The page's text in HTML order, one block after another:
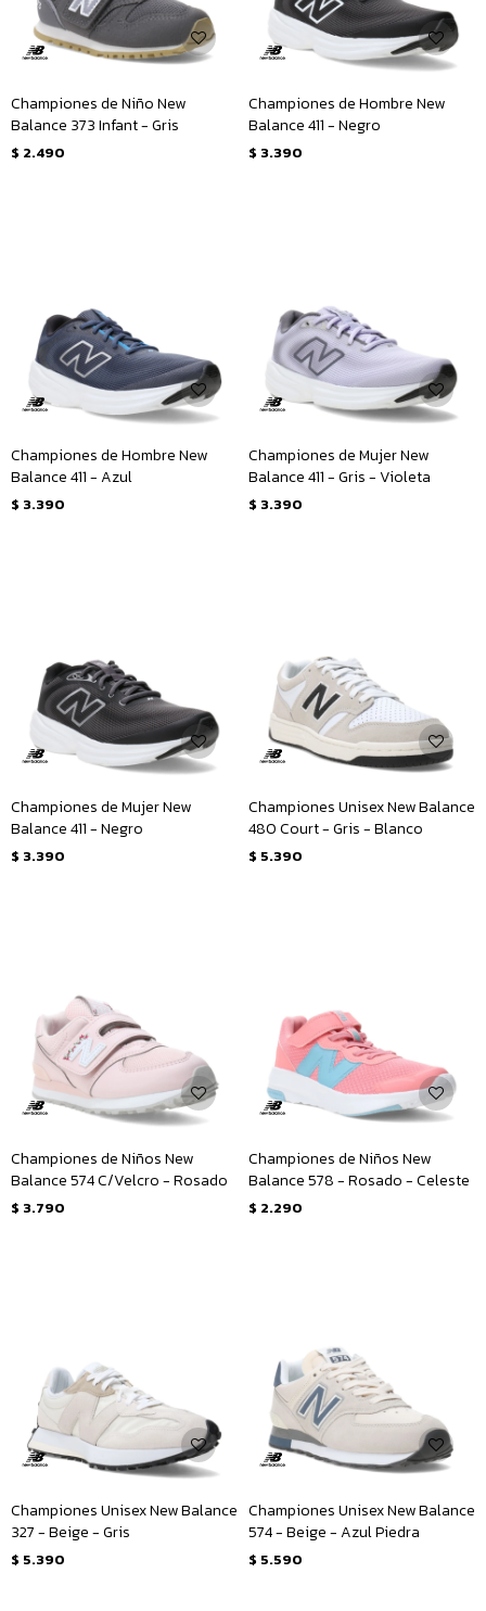
Championes de Niño New
Balance 373 Infant - Gris
$ 2.490
Championes de Hombre New
Balance 411 - Negro
$ 3.390
Championes de Hombre New
Balance 411 - Azul
$ 3.390
Championes de Mujer New
Balance 411 - Gris - Violeta
$ 3.390
Championes de Mujer New
Balance 411 - Negro
$ 3.390
Championes Unisex New Balance
480 Court - Gris - Blanco
$ 5.390
Championes de Niños New
Balance 574 C/Velcro - Rosado
$ 3.790
Championes de Niños New
Balance 578 - Rosado - Celeste
$ 2.290
Championes Unisex New Balance
327 - Beige - Gris
$ 5.390
Championes Unisex New Balance
574 - Beige - Azul Piedra
$ 5.590